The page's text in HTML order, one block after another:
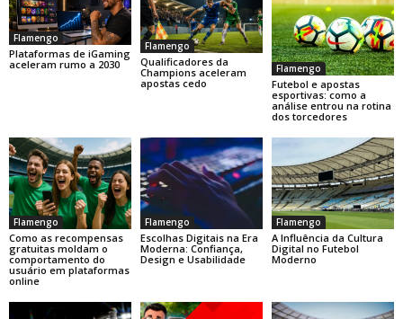
Flamengo
Plataformas de iGaming
aceleram rumo a 2030
Flamengo
Qualificadores da
Champions aceleram
apostas cedo
Flamengo
Futebol e apostas
esportivas: como a
análise entrou na rotina
dos torcedores
Flamengo
Como as recompensas
gratuitas moldam o
comportamento do
usuário em plataformas
online
Flamengo
Escolhas Digitais na Era
Moderna: Confiança,
Design e Usabilidade
Flamengo
A Influência da Cultura
Digital no Futebol
Moderno